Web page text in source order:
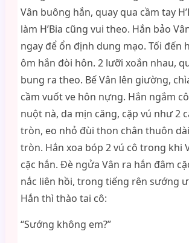
Vân buông hắn, quay qua cầm tay
làm H’Bia cũng vui theo. Hắn bảo
ngay để ổn định dung mạo. Tối đến
ôm hắn đòi hôn. 2 lưỡi xoắn nhau,
bung ra theo. Bế Vân lên giường,
cầm vuốt ve hôn nựng. Hắn ngắm
nuột nà, da mịn căng, cặp vú như 2
tròn, eo nhỏ đùi thon chân thuôn
tròn. Hắn xoa bóp 2 vú cô trong khi
cặc hắn. Đè ngửa Vân ra hắn đâm
nắc liên hồi, trong tiếng rên sướng
Hắn thì thào tai cô:
“Sướng không em?”